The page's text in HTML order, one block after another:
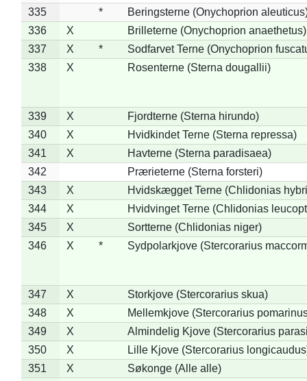
335
*
Beringsterne (Onychoprion
336
X
Brilleterne (Onychoprion anaethetus)
337
X *
Sodfarvet Terne (Onychoprion
338
X Rosenterne (Sterna dougallii)
339 X
Fjordterne (Sterna hirundo)
340
X
Hvidkindet Terne (Sterna repressa)
341
X
Havterne (Sterna paradisaea)
342
Prærieterne (Sterna forsteri)
343
X
Hvidskægget Terne (Chlidonias
344
X
Hvidvinget Terne (Chlidonias
345
X
Sortterne (Chlidonias niger)
346
X * Sydpolarkjove (Stercorarius
347 X
Storkjove (Stercorarius skua)
348
X
Mellemkjove (Stercorarius
349
X
Almindelig Kjove (Stercorarius
350
X
Lille Kjove (Stercorarius
351
X
Søkonge (Alle alle)